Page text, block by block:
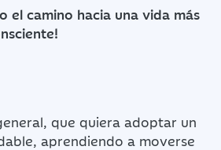
el camino hacia una vida más
que quiera adoptar un
aprendiendo a moverse